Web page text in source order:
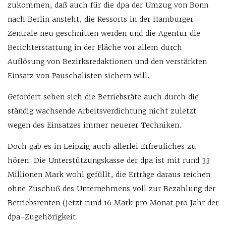
zukommen, daß auch für die dpa der Umzug von Bonn
nach Berlin ansteht, die Ressorts in der Hamburger
Zentrale neu geschnitten werden und die Agentur die
Berichterstattung in der Fläche vor allem durch
Auflösung von Bezirksredaktionen und den verstärkten
Einsatz von Pauschalisten sichern will.
Gefordert sehen sich die Betriebsräte auch durch die
ständig wachsende Arbeitsverdichtung nicht zuletzt
wegen des Einsatzes immer neuerer Techniken.
Doch gab es in Leipzig auch allerlei Erfreuliches zu
hören: Die Unterstützungskasse der dpa ist mit rund 33
Millionen Mark wohl gefüllt, die Erträge daraus reichen
ohne Zuschuß des Unternehmens voll zur Bezahlung der
Betriebsrenten (jetzt rund 16 Mark pro Monat pro Jahr der
dpa-Zugehörigkeit.